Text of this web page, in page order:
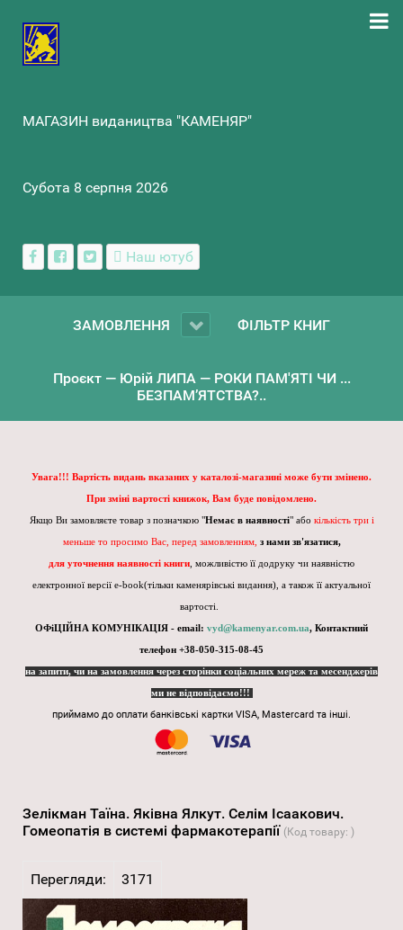
МАГАЗИН видаництва "КАМЕНЯР"
Субота 8 серпня 2026
Наш ютуб
ЗАМОВЛЕННЯ ФІЛЬТР КНИГ
Проєкт — Юрій ЛИПА — РОКИ ПАМ'ЯТІ ЧИ ...
БЕЗПАМ’ЯТСТВА?..
Увага!!! Вартість видань вказаних у каталозі-магазині може бути змінено.
При зміні вартості книжок, Вам буде повідомлено.
Якщо Ви замовляєте товар з позначкою "Немає в наявності" або кількість три і
меньше то просимо Вас, перед замовленням, з нами зв'язатися,
для уточнення наявності книги , можливістю її додруку чи наявністю
електронної версії e-book(тільки каменярівські видання), а також її актуальної
вартості.
ОФіЦІЙНА КОМУНІКАЦІЯ - email: vyd@kamenyar.com.ua, Контактний
телефон +38-050-315-08-45
на запити, чи на замовлення через сторінки соціальних мереж та месенджерів
ми не відповідаємо!!!
приймамо до оплати банківські картки VISA, Mastercard та інші.
Зелікман Таїна. Яківна Ялкут. Селім Ісаакович.
Гомеопатія в системі фармакотерапії (Код товару: )
Перегляди: 3171